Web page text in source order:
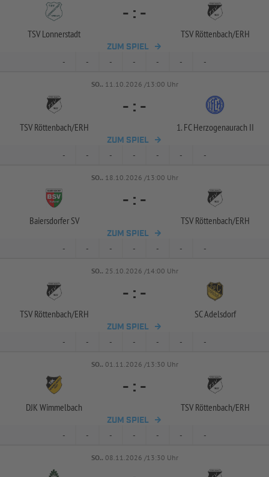
TSV Lonnerstadt
- : -
TSV Röttenbach/ERH
ZUM SPIEL
- - - - - - -
SO.. 11.10.2026 /13:00 Uhr
TSV Röttenbach/ERH
- : -
1. FC Herzogenaurach II
ZUM SPIEL
- - - - - - -
SO.. 18.10.2026 /13:00 Uhr
Baiersdorfer SV
- : -
TSV Röttenbach/ERH
ZUM SPIEL
- - - - - - -
SO.. 25.10.2026 /14:00 Uhr
TSV Röttenbach/ERH
- : -
SC Adelsdorf
ZUM SPIEL
- - - - - - -
SO.. 01.11.2026 /13:30 Uhr
DJK Wimmelbach
- : -
TSV Röttenbach/ERH
ZUM SPIEL
- - - - - - -
SO.. 08.11.2026 /13:30 Uhr